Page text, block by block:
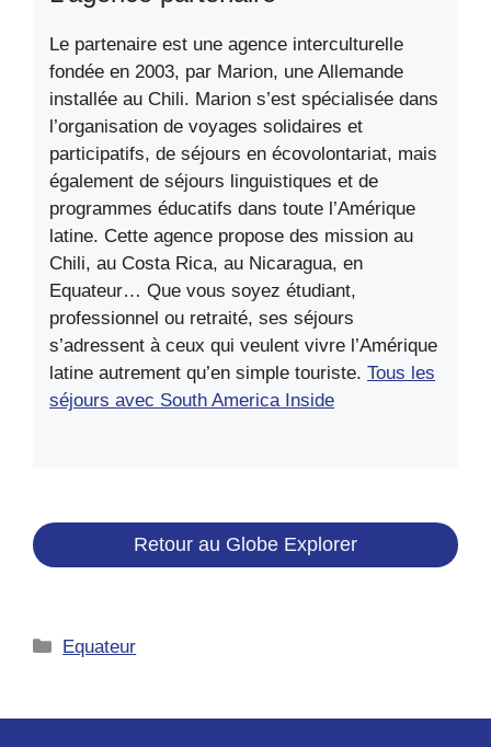
Le partenaire est une agence interculturelle
fondée en 2003, par Marion, une Allemande
installée au Chili. Marion s’est spécialisée dans
l’organisation de voyages solidaires et
participatifs, de séjours en écovolontariat, mais
également de séjours linguistiques et de
programmes éducatifs dans toute l’Amérique
latine. Cette agence propose des mission au
Chili, au Costa Rica, au Nicaragua, en
Equateur… Que vous soyez étudiant,
professionnel ou retraité, ses séjours
s’adressent à ceux qui veulent vivre l’Amérique
latine autrement qu’en simple touriste. Tous les
séjours avec South America Inside
Retour au Globe Explorer
Catégories
Equateur